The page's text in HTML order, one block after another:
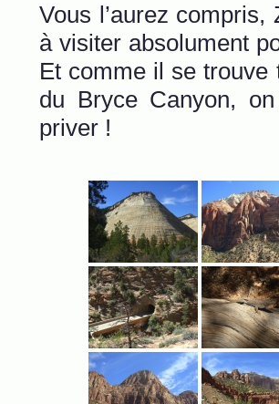
Vous l’aurez
à visiter absolument
Et comme il se trouve
du Bryce Canyon,
priver !